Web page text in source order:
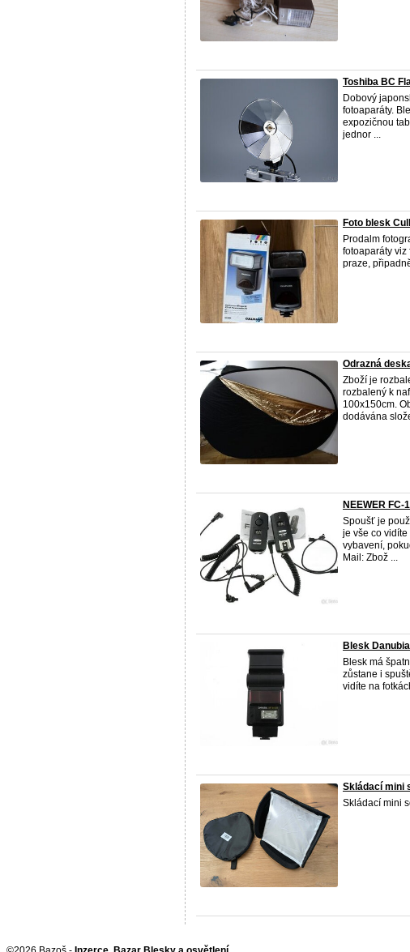
Toshiba BC
Dobový
fotoaparáty.
expozičnou
jednor ...
Foto blesk
Prodalm
fotoaparáty viz
praze,
Odrazná
Zboží je
rozbalený k
100x150cm.
dodávána
NEEWER
Spoušť je
je vše co
vybavení,
Mail: Zbož ...
Blesk
Blesk má
zůstane i
vidíte na
Skládací mini
Skládací mini